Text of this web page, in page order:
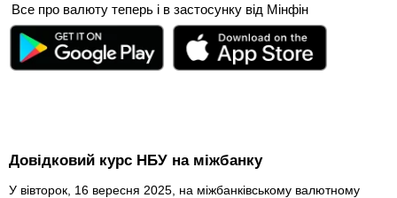
Все про валюту теперь і в застосунку від Мінфін
Довідковий курс НБУ на міжбанку
У вівторок, 16 вересня 2025, на міжбанківському валютному